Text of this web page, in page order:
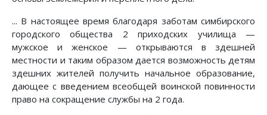
... В настоящее время благодаря заботам симбирского
городского общества 2 приходских училища —
мужское и женское — открываются в здешней
местности и таким образом дается возможность детям
здешних жителей получить начальное образование,
дающее с введением всеобщей воинской повинности
право на сокращение службы на 2 года.